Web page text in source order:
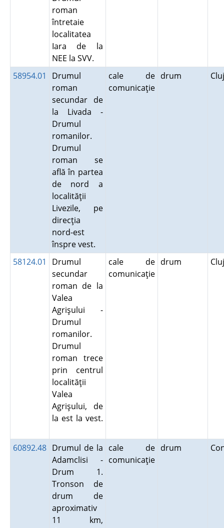
roman
întretaie
localitatea
Iara de la
NEE la SVV.
58954.01
Drumul
roman
secundar de
la Livada -
Drumul
romanilor.
Drumul
roman se
află în partea
de nord a
localităţii
Livezile, pe
direcţia
nord-est
înspre vest.
cale de
comunicaţie
drum
58124.01
Drumul
secundar
roman de la
Valea
Agrişului -
Drumul
romanilor.
Drumul
roman trece
prin centrul
localităţii
Valea
Agrişului, de
la est la vest.
cale de
comunicaţie
drum
60892.48 Drumul de la
Adamclisi -
Drum 1.
Tronson de
drum de
aproximativ
11 km,
cale de
comunicaţie
drum